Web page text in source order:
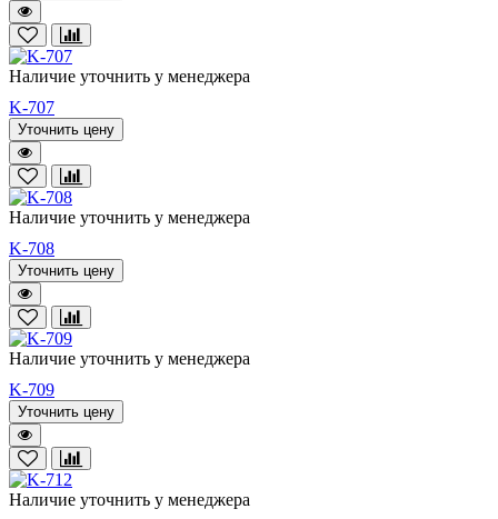
Наличие уточнить у менеджера
K-707
Уточнить цену
Наличие уточнить у менеджера
K-708
Уточнить цену
Наличие уточнить у менеджера
K-709
Уточнить цену
Наличие уточнить у менеджера